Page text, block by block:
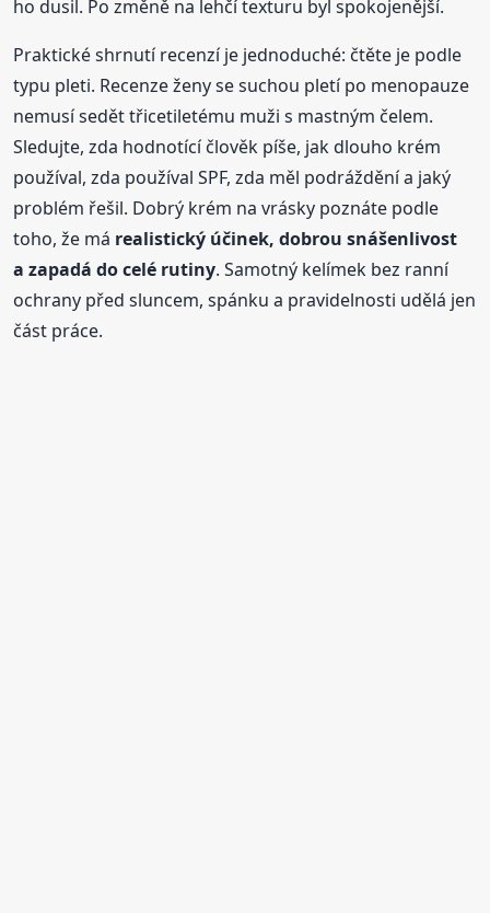
ho dusil. Po změně na lehčí texturu byl spokojenější.
Praktické shrnutí recenzí je jednoduché: čtěte je podle
typu pleti. Recenze ženy se suchou pletí po menopauze
nemusí sedět třicetiletému muži s mastným čelem.
Sledujte, zda hodnotící člověk píše, jak dlouho krém
používal, zda používal SPF, zda měl podráždění a jaký
problém řešil. Dobrý krém na vrásky poznáte podle
toho, že má realistický účinek, dobrou snášenlivost
a zapadá do celé rutiny. Samotný kelímek bez ranní
ochrany před sluncem, spánku a pravidelnosti udělá jen
část práce.